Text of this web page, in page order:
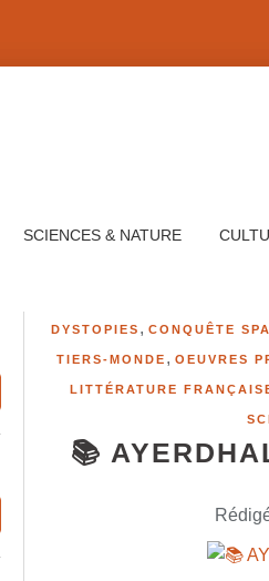
SCIENCES & NATURE
DYSTOPIES , CONQUÊTE
TIERS-MONDE , OEUVRES
LITTÉRATURE
📚